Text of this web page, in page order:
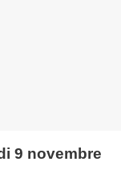
9 novembre